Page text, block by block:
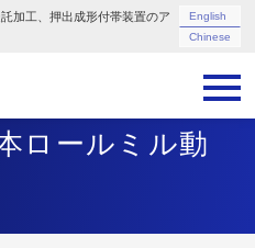
加工、押出成形付帯装置のア
English
Chinese
ロールミル動